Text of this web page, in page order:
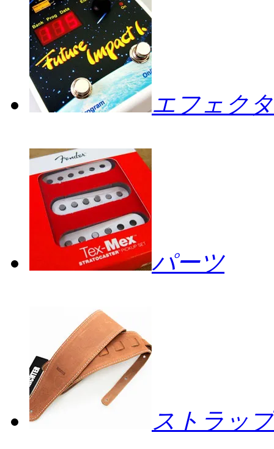
エフェク
パーツ
ストラップ